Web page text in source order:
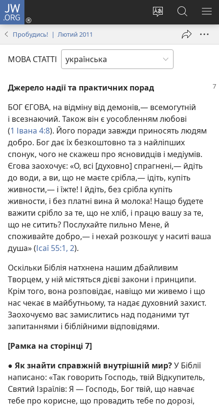
JW.ORG
Змінити
Увійти
(відкривається
вікні)
Пошук
на
сайті
Пробудись! | Лютий 2011
МОВА СТАТТІ
Джерело надії та практичних порад
БОГ ЄГОВА, на відміну від демонів,— всемогутній
і всезнаючий. Також він є уособленням любові
(1 Івана 4:8). Його поради завжди приносять людям
добро. Бог дає їх безкоштовно та з найліпших
спонук, чого не скажеш про ясновидців і медіумів.
Єгова заохочує: «О, всі [духовно] спрагнені,— йдіть
до води, а ви, що не маєте срібла,— ідіть, купіть
живности,— і їжте! І йдіть, без срібла купіть
живности, і без платні вина й молока! Нащо будете
важити срібло за те, що не хліб, і працю вашу за те,
що не ситить? Послухайте пильно Мене, й
споживайте добро,— і нехай розкошує у наситі ваша
душа» (Ісаї 55:1, 2).
Оскільки Біблія натхнена нашим дбайливим
Творцем, у ній містяться дієві закони і принципи.
Крім того, вона розповідає, навіщо ми живемо і що
нас чекає в майбутньому, та надає духовний захист.
Заохочуємо вас замислитись над поданими тут
запитаннями і біблійними відповідями.
[Рамка на сторінці 7]
● Як знайти справжній внутрішній мир?У Біблії
написано: «Так говорить Господь, твій Відкупитель,
Святий Ізраїлів: Я — Господь, Бог твій, що навчає
тебе про корисне, що провадить тебе по дорозі,